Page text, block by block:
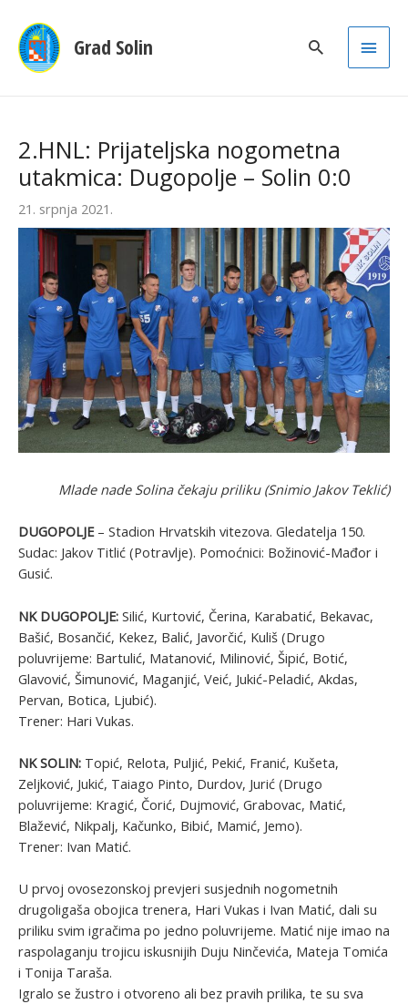
Grad Solin
Main
2.HNL: Prijateljska nogometna
utakmica: Dugopolje – Solin 0:0
21. srpnja 2021.
Mlade nade Solina čekaju priliku (Snimio Jakov Teklić)
DUGOPOLJE – Stadion Hrvatskih vitezova. Gledatelja 150.
Sudac: Jakov Titlić (Potravlje). Pomoćnici: Božinović-Mađor i
Gusić.
NK DUGOPOLJE: Silić, Kurtović, Čerina, Karabatić, Bekavac,
Bašić, Bosančić, Kekez, Balić, Javorčić, Kuliš (Drugo
poluvrijeme: Bartulić, Matanović, Milinović, Šipić, Botić,
Glavović, Šimunović, Maganjić, Veić, Jukić-Peladić, Akdas,
Pervan, Botica, Ljubić).
Trener: Hari Vukas.
NK SOLIN: Topić, Relota, Puljić, Pekić, Franić, Kušeta,
Zeljković, Jukić, Taiago Pinto, Durdov, Jurić (Drugo
poluvrijeme: Kragić, Čorić, Dujmović, Grabovac, Matić,
Blažević, Nikpalj, Kačunko, Bibić, Mamić, Jemo).
Trener: Ivan Matić.
U prvoj ovosezonskoj prevjeri susjednih nogometnih
drugoligaša obojica trenera, Hari Vukas i Ivan Matić, dali su
priliku svim igračima po jedno poluvrijeme. Matić nije imao na
raspolaganju trojicu iskusnijih Duju Ninčevića, Mateja Tomića
i Tonija Taraša.
Igralo se žustro i otvoreno ali bez pravih prilika, te su sva